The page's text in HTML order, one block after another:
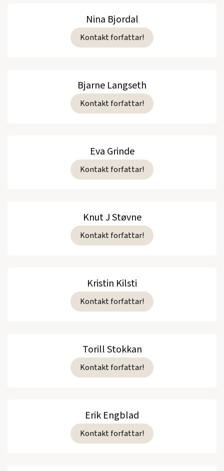
Nina Bjordal
Kontakt forfattar!
Bjarne Langseth
Kontakt forfattar!
Eva Grinde
Kontakt forfattar!
Knut J Støvne
Kontakt forfattar!
Kristin Kilsti
Kontakt forfattar!
Torill Stokkan
Kontakt forfattar!
Erik Engblad
Kontakt forfattar!